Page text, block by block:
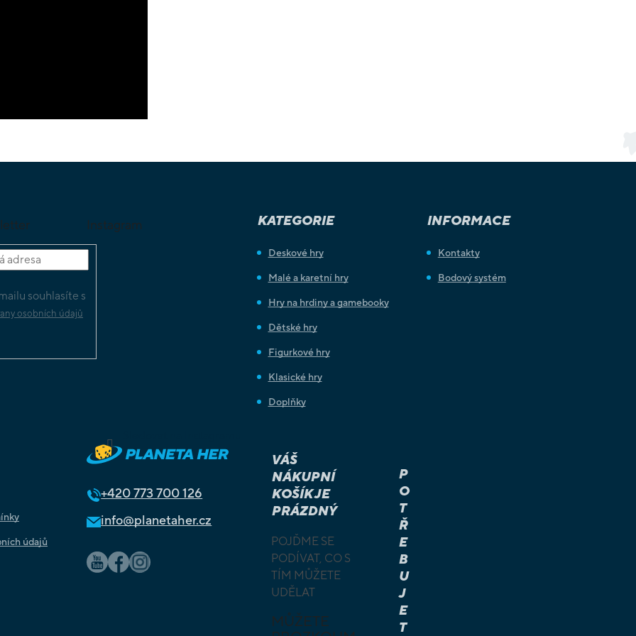
souhlasíte s
osobních údajů
Instagram KATEGORIE
Deskové hry
Malé a karetní hry
Hry na hrdiny a gamebooky
Dětské hry
Figurkové hry
Klasické hry
Doplňky
INFORMACE
Kontakty
Bodový systém
údajů
+420773 700 126
info@planetaher.cz
VÁŠ
NÁKUPNÍ
KOŠÍK JE
PRÁZDNÝ
POJĎME SE
PODÍVAT, CO S
TÍM MŮŽETE
UDĚLAT
MŮŽETE
P
O
T
Ř
E
B
U
J
E
T